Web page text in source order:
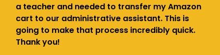
a teacher and needed to transfer my Amazon
cart to our administrative assistant. This is
going to make that process incredibly quick.
Thank you!